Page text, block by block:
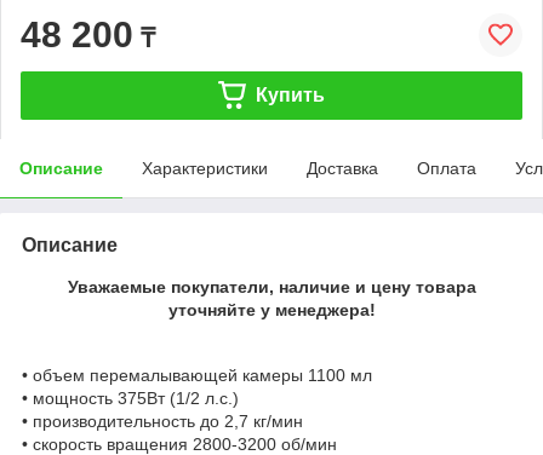
48 200 ₸
Купить
Описание Характеристики Доставка Оплата
Описание
Уважаемые покупатели, наличие и цену товара
уточняйте у менеджера!
• объем перемалывающей камеры 1100 мл
• мощность 375Вт (1/2 л.с.)
• производительность до 2,7 кг/мин
• скорость вращения 2800-3200 об/мин